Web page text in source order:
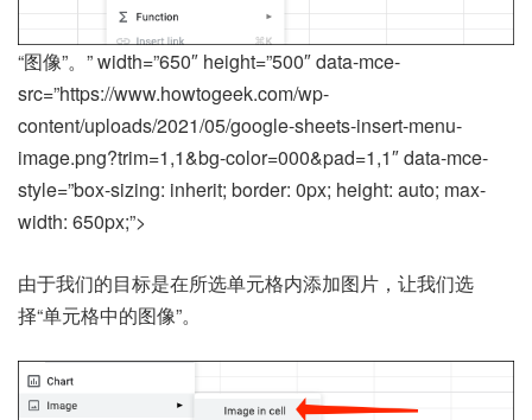
“图像”。” width=”650″ height=”500″ data-mce-
src=”https://www.howtogeek.com/wp-
content/uploads/2021/05/google-sheets-insert-menu-
image.png?trim=1,1&bg-color=000&pad=1,1″ data-mce-
style=”box-sizing: inherit; border: 0px; height: auto; max-
width: 650px;”>
由于我们的目标是在所选单元格内添加图片，让我们选
择“单元格中的图像”。